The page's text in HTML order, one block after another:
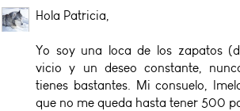
Hola Patricia,
Yo soy una loca de los zapatos
vicio y un deseo constante,
tienes bastantes. Mi consuelo,
que no me queda hasta tener 500